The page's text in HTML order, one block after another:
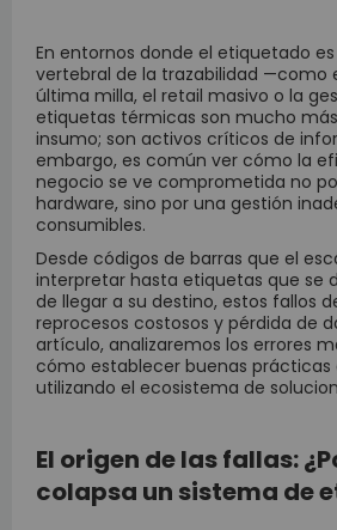
En entornos donde el etiquetado
vertebral de la trazabilidad —como
última milla, el retail masivo o la
etiquetas térmicas son mucho
insumo; son activos críticos de
embargo, es común ver cómo la
negocio se ve comprometida no
hardware, sino por una gestión
consumibles.
Desde códigos de barras que el
interpretar hasta etiquetas que se
de llegar a su destino, estos fallos
reprocesos costosos y pérdida de
artículo, analizaremos los errores
cómo establecer buenas
utilizando el ecosistema de
El origen de las fallas:
colapsa un sistema de